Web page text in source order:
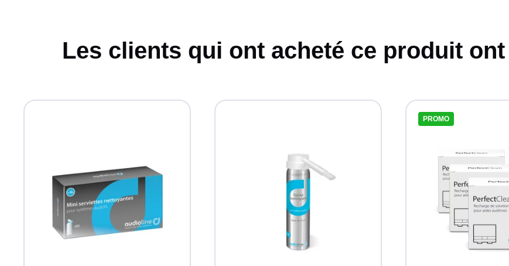
Les clients qui ont acheté ce produit
PROMO